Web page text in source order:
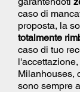
caso di
proposta, la
totalmente
caso di tuo
Milanhouses,
sono sempre